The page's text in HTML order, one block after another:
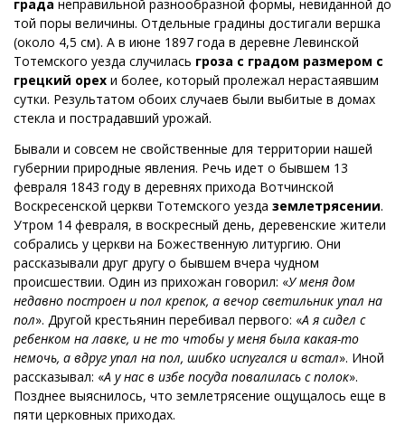
града неправильной разнообразной формы, невиданной до
той поры величины. Отдельные градины достигали вершка
(около 4,5 см). А в июне 1897 года в деревне Левинской
Тотемского уезда случилась гроза с градом размером с
грецкий орех и более, который пролежал нерастаявшим
сутки. Результатом обоих случаев были выбитые в домах
стекла и пострадавший урожай.
Бывали и совсем не свойственные для территории нашей
губернии природные явления. Речь идет о бывшем 13
февраля 1843 году в деревнях прихода Вотчинской
Воскресенской церкви Тотемского уезда землетрясении.
Утром 14 февраля, в воскресный день, деревенские жители
собрались у церкви на Божественную литургию. Они
рассказывали друг другу о бывшем вчера чудном
происшествии. Один из прихожан говорил: «У меня дом
недавно построен и пол крепок, а вечор светильник упал на
пол». Другой крестьянин перебивал первого: «А я сидел с
ребенком на лавке, и не то чтобы у меня была какая-то
немочь, а вдруг упал на пол, шибко испугался и встал». Иной
рассказывал: «А у нас в избе посуда повалилась с полок».
Позднее выяснилось, что землетрясение ощущалось еще в
пяти церковных приходах.